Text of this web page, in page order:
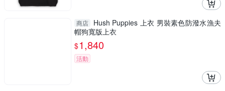
商店
Hush Puppies 上衣 男裝素色防潑水漁夫
帽狗寬版上衣
$1,840
活動